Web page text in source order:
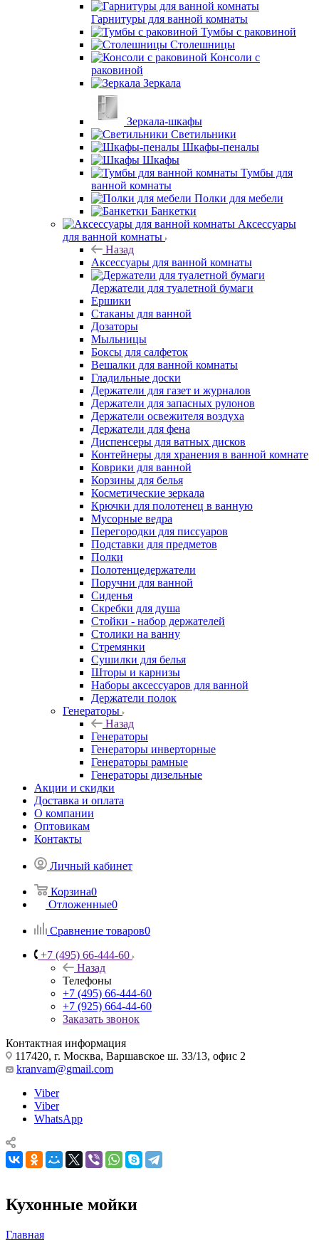
Гарнитуры для ванной комнаты
Тумбы с раковиной
Столешницы
Консоли с
раковиной
Зеркала
Зеркала-шкафы
Светильники
Шкафы-пеналы
Шкафы
Тумбы для
ванной комнаты
Полки для мебели
Банкетки
Аксессуары
для ванной комнаты
Назад
Аксессуары для ванной комнаты
Держатели для туалетной бумаги
Ершики
Стаканы для ванной
Дозаторы
Мыльницы
Боксы для салфеток
Вешалки для ванной комнаты
Гладильные доски
Держатели для газет и журналов
Держатели для запасных рулонов
Держатели освежителя воздуха
Держатели для фена
Диспенсеры для ватных дисков
Контейнеры для хранения в ванной комнате
Коврики для ванной
Корзины для белья
Косметические зеркала
Крючки для полотенец в ванную
Мусорные ведра
Перегородки для писсуаров
Подставки для предметов
Полки
Полотенцедержатели
Поручни для ванной
Сиденья
Скребки для душа
Стойки - набор держателей
Столики на ванну
Стремянки
Сушилки для белья
Шторы и карнизы
Наборы аксессуаров для ванной
Держатели полок
Генераторы
Назад
Генераторы
Генераторы инверторные
Генераторы рамные
Генераторы дизельные
Акции и скидки
Доставка и оплата
О компании
Оптовикам
Контакты
Личный кабинет
Корзина0
Отложенные0
Сравнение товаров0
+7 (495) 66-444-60
Назад
Телефоны
+7 (495) 66-444-60
+7 (925) 664-44-60
Заказать звонок
Контактная информация
117420, г. Москва, Варшавское ш. 33/13, офис 2
kranvam@gmail.com
Viber
Viber
WhatsApp
Кухонные мойки
Главная